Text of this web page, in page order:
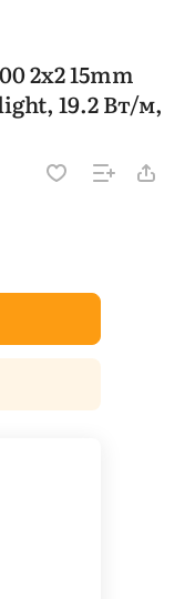
2x2 15mm
19.2 Вт/м,